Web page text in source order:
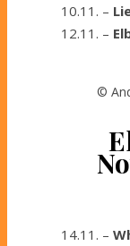
10.11. –
12.11. –
©
14.11. –